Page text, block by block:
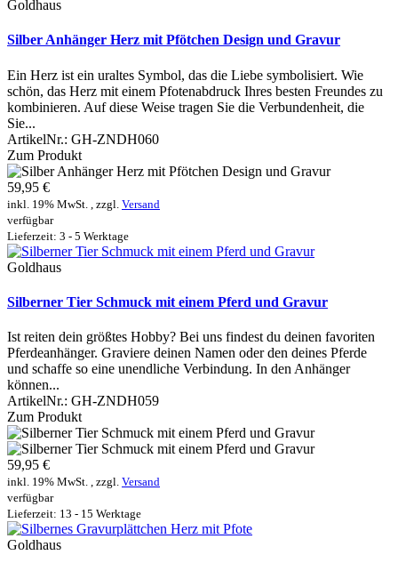
Goldhaus
Silber Anhänger Herz mit Pfötchen Design und Gravur
Ein Herz ist ein uraltes Symbol, das die Liebe symbolisiert. Wie
schön, das Herz mit einem Pfotenabdruck Ihres besten Freundes zu
kombinieren. Auf diese Weise tragen Sie die Verbundenheit, die
Sie...
ArtikelNr.: GH-ZNDH060
Zum Produkt
59,95 €
inkl. 19% MwSt. , zzgl. Versand
verfügbar
Lieferzeit: 3 - 5 Werktage
Goldhaus
Silberner Tier Schmuck mit einem Pferd und Gravur
Ist reiten dein größtes Hobby? Bei uns findest du deinen favoriten
Pferdeanhänger. Graviere deinen Namen oder den deines Pferde
und schaffe so eine unendliche Verbindung. In den Anhänger
können...
ArtikelNr.: GH-ZNDH059
Zum Produkt
59,95 €
inkl. 19% MwSt. , zzgl. Versand
verfügbar
Lieferzeit: 13 - 15 Werktage
Goldhaus